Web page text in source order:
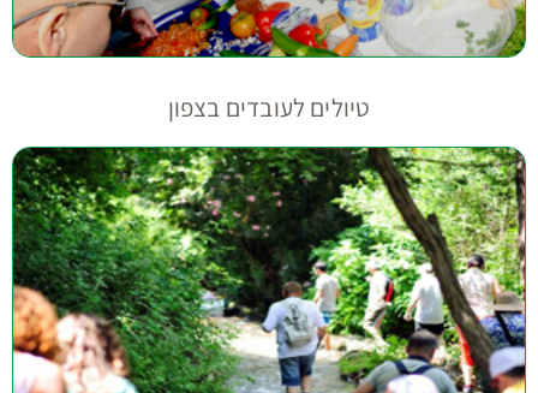
טיולים לעובדים בצפון